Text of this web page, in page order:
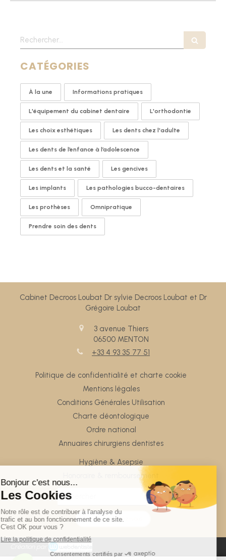
Rechercher
CATÉGORIES
À la une Informations pratiques
L'équipement du cabinet dentaire L'orthodontie
Les choix esthétiques Les dents chez l'adulte
Les dents de l’enfance à l’adolescence
Les dents et la santé Les gencives
Les implants Les pathologies bucco-dentaires
Les prothèses Omnipratique
Prendre soin des dents
Cabinet Decroos Loubat Dr sylvie Decroos Loubat et Dr
Grégoire Loubat
3 avenue Thiers
06500 MENTON
+33 4 93 35 77 51
Politique de confidentialité et charte cookie
Mentions légales
Conditions Générales Utilisation
Charte déontologique
Ordre national
Annuaires chirurgiens dentistes
Hygiène & Asepsie
Honoraire & remboursement
Rechercher
Prendre rendez-vous